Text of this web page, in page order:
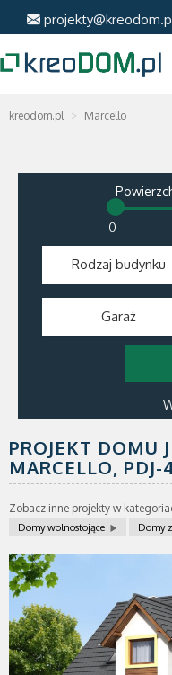
kreodom.pl Marcello
Rodzaj budynku
Garaż
PROJEKT DOMU
MARCELLO, PDJ-
Zobacz inne projekty w
Domy wolnostojące
Domy